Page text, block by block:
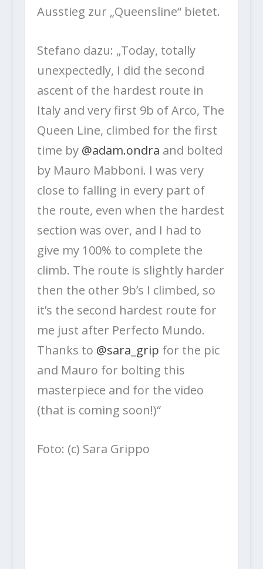
Ausstieg zur „Queensline“ bietet.
Stefano dazu: „Today, totally
unexpectedly, I did the second
ascent of the hardest route in
Italy and very first 9b of Arco, The
Queen Line, climbed for the first
time by @adam.ondra and bolted
by Mauro Mabboni. I was very
close to falling in every part of
the route, even when the hardest
section was over, and I had to
give my 100% to complete the
climb. The route is slightly harder
then the other 9b’s I climbed, so
it’s the second hardest route for
me just after Perfecto Mundo.
Thanks to @sara_grip for the pic
and Mauro for bolting this
masterpiece and for the video
(that is coming soon!)“
Foto: (c) Sara Grippo